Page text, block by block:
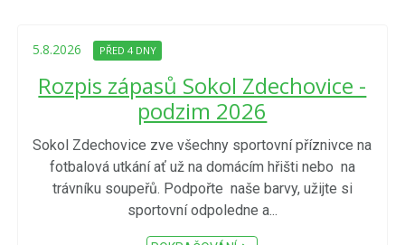
5.8.2026 PŘED 4 DNY
Rozpis zápasů Sokol Zdechovice -
podzim 2026
Sokol Zdechovice zve všechny sportovní příznivce na
fotbalová utkání ať už na domácím hřišti nebo na
trávníku soupeřů. Podpořte naše barvy, užijte si
sportovní odpoledne a...